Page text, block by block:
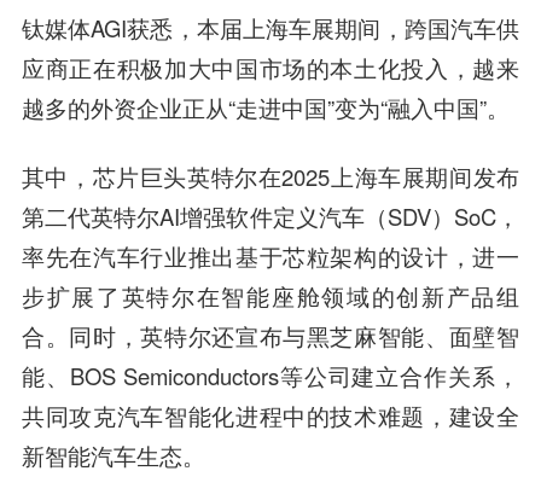
钛媒体AGI获悉，本届上海车展期间，跨国汽车供
应商正在积极加大中国市场的本土化投入，越来
越多的外资企业正从“走进中国”变为“融入中国”。
其中，芯片巨头英特尔在2025上海车展期间发布
第二代英特尔AI增强软件定义汽车（SDV）SoC，
率先在汽车行业推出基于芯粒架构的设计，进一
步扩展了英特尔在智能座舱领域的创新产品组
合。同时，英特尔还宣布与黑芝麻智能、面壁智
能、BOS Semiconductors等公司建立合作关系，
共同攻克汽车智能化进程中的技术难题，建设全
新智能汽车生态。